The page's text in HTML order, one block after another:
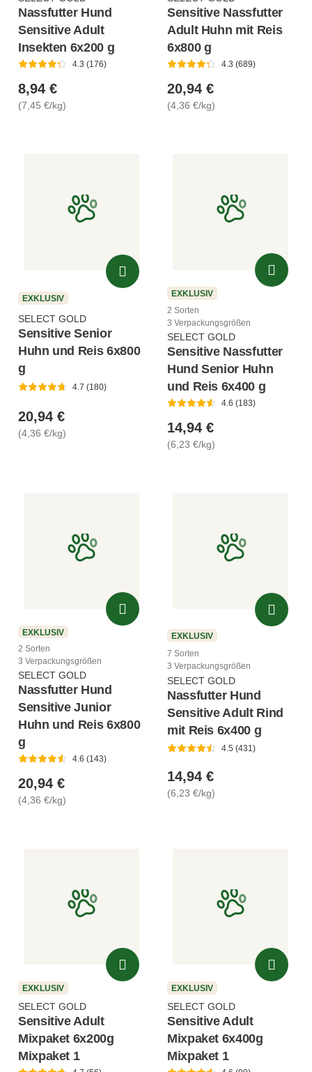
Nassfutter Hund
Sensitive Adult
Insekten 6x200 g
4.3 (176)
8,94 €
(7,45 €/kg)
Sensitive Nassfutter
Adult Huhn mit Reis
6x800 g
4.3 (689)
20,94 €
(4,36 €/kg)
EXKLUSIV
SELECT GOLD
Sensitive Senior
Huhn und Reis 6x800
g
4.7 (180)
20,94 €
(4,36 €/kg)
EXKLUSIV
2 Sorten
3 Verpackungsgrößen
SELECT GOLD
Sensitive Nassfutter
Hund Senior Huhn
und Reis 6x400 g
4.6 (183)
14,94 €
(6,23 €/kg)
EXKLUSIV
2 Sorten
3 Verpackungsgrößen
SELECT GOLD
Nassfutter Hund
Sensitive Junior
Huhn und Reis 6x800
g
4.6 (143)
20,94 €
(4,36 €/kg)
EXKLUSIV
7 Sorten
3 Verpackungsgrößen
SELECT GOLD
Nassfutter Hund
Sensitive Adult Rind
mit Reis 6x400 g
4.5 (431)
14,94 €
(6,23 €/kg)
EXKLUSIV
SELECT GOLD
Sensitive Adult
Mixpaket 6x200g
Mixpaket 1
EXKLUSIV
SELECT GOLD
Sensitive Adult
Mixpaket 6x400g
Mixpaket 1